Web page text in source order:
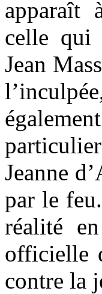
apparaît
celle qui
Jean
Jeanne
par le
réalité
officielle
contre la